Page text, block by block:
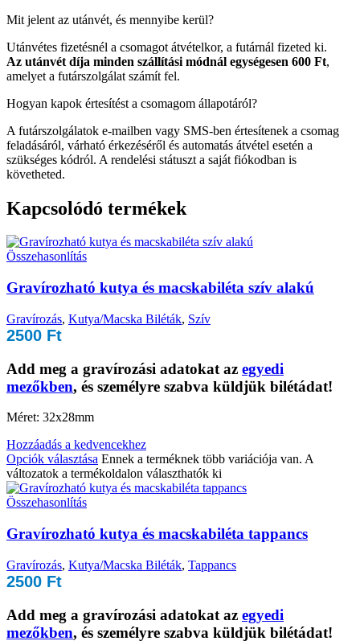
Mit jelent az utánvét, és mennyibe kerül?
Utánvétes fizetésnél a csomagot átvételkor, a futárnál fizeted ki.
Az utánvét díja minden szállítási módnál egységesen 600 Ft,
amelyet a futárszolgálat számít fel.
Hogyan kapok értesítést a csomagom állapotáról?
A futárszolgálatok e-mailben vagy SMS-ben értesítenek a csomag
feladásáról, várható érkezéséről és automatás átvétel esetén a
szükséges kódról. A rendelési státuszt a saját fiókodban is
követheted.
Kapcsolódó termékek
Összehasonlítás
Gravírozható kutya és macskabiléta szív alakú
Gravírozás, Kutya/Macska Biléták, Szív
2500 Ft
Add meg a gravírozási adatokat az egyedi
mezőkben, és személyre szabva küldjük bilétádat!
Méret: 32x28mm
Hozzáadás a kedvencekhez
Opciók választása Ennek a terméknek több variációja van. A
változatok a termékoldalon választhatók ki
Összehasonlítás
Gravírozható kutya és macskabiléta tappancs
Gravírozás, Kutya/Macska Biléták, Tappancs
2500 Ft
Add meg a gravírozási adatokat az egyedi
mezőkben, és személyre szabva küldjük bilétádat!